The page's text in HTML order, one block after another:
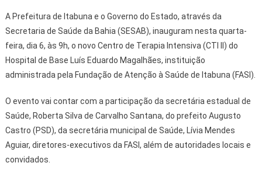
A Prefeitura de Itabuna e o Governo do Estado, através da
Secretaria de Saúde da Bahia (SESAB), inauguram nesta quarta-
feira, dia 6, às 9h, o novo Centro de Terapia Intensiva (CTI II) do
Hospital de Base Luís Eduardo Magalhães, instituição
administrada pela Fundação de Atenção à Saúde de Itabuna (FASI).
O evento vai contar com a participação da secretária estadual de
Saúde, Roberta Silva de Carvalho Santana, do prefeito Augusto
Castro (PSD), da secretária municipal de Saúde, Lívia Mendes
Aguiar, diretores-executivos da FASI, além de autoridades locais e
convidados.